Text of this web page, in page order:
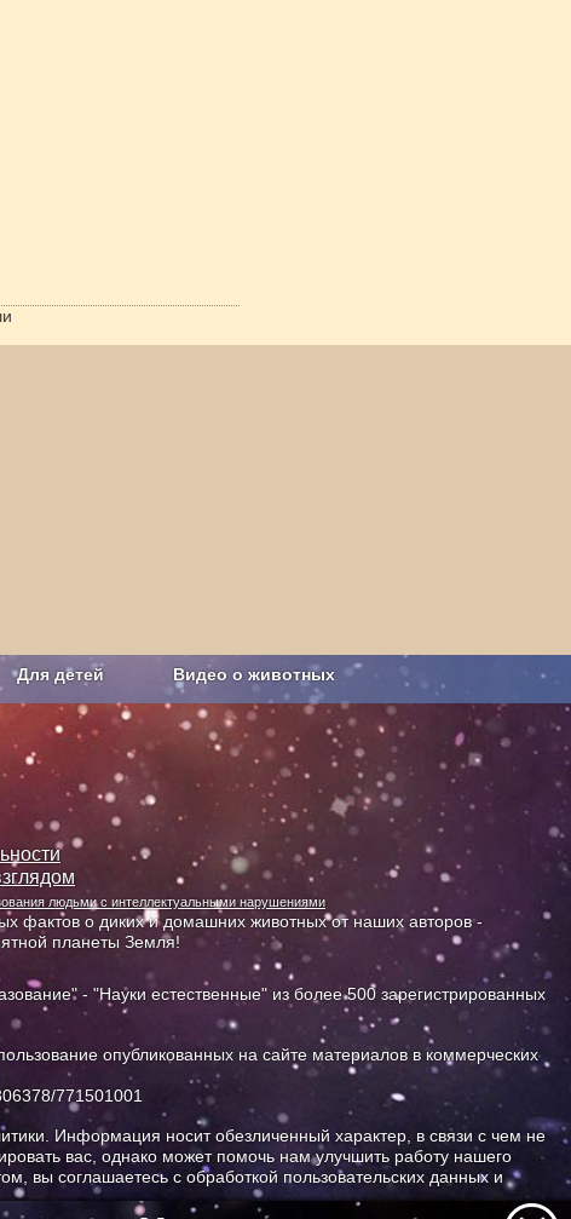
Для детей Видео о животных
Сельское хозяйство
людьми с интеллектуальными нарушениями
фактов о диких и домашних животных от наших авторов -
планеты Земля!
- "Науки естественные" из более 500 зарегистрированных
опубликованных на сайте материалов в коммерческих
771501001
Информация носит обезличенный характер, в связи с чем не
вас, однако может помочь нам улучшить работу нашего
вы соглашаетесь с обработкой пользовательских данных и